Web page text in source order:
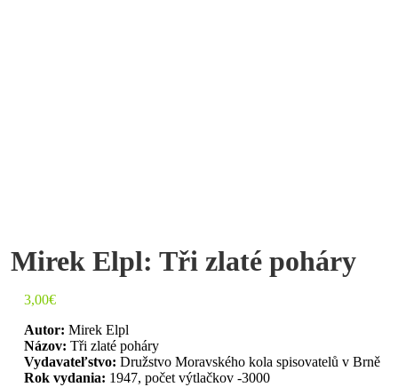
Mirek Elpl: Tři zlaté poháry
3,00€
Autor: Mirek Elpl
Názov: Tři zlaté poháry
Vydavateľstvo: Družstvo Moravského kola spisovatelů v Brně
Rok vydania: 1947, počet výtlačkov -3000